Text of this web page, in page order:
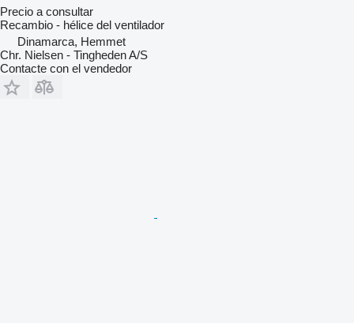
Precio a consultar
Recambio - hélice del ventilador
Dinamarca, Hemmet
Chr. Nielsen - Tingheden A/S
Contacte con el vendedor